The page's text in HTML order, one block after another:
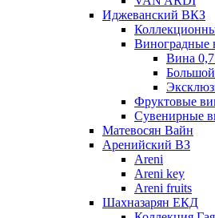
Иджеванский ВКЗ
Виноградные
Вина
Фруктовые
Cувенирные
Матевосян Вайн
Аренийский ВЗ
Areni
Areni key
Areni fruits
Шахназарян ЕКД